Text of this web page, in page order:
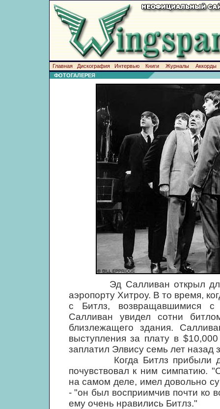
Главная Дискография Интервью Книги Журналы
Аккорды
ФОТОГАЛЕРЕЯ
Эд Салливан открыл для
аэропорту Хитроу. В то время,
с Битлз, возвращавшимися
Салливан увидел сотни
близлежащего здания.
выступления за плату в
заплатил Элвису семь лет назад
Когда Битлз прибыли для
почувствовал к ним симпатию.
на самом деле, имел довольно
- "он был восприимчив почти ко
ему очень нравились Битлз."